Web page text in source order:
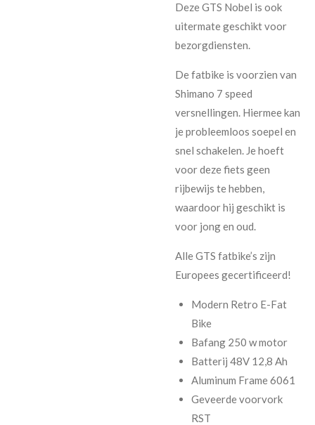
Deze GTS Nobel is ook
uitermate geschikt voor
bezorgdiensten.
De fatbike is voorzien van
Shimano 7 speed
versnellingen. Hiermee kan
je probleemloos soepel en
snel schakelen. Je hoeft
voor deze fiets geen
rijbewijs te hebben,
waardoor hij geschikt is
voor jong en oud.
Alle GTS fatbike’s zijn
Europees gecertificeerd!
Modern Retro E-Fat
Bike
Bafang 250 w motor
Batterij 48V 12,8 Ah
Aluminum Frame 6061
Geveerde voorvork
RST